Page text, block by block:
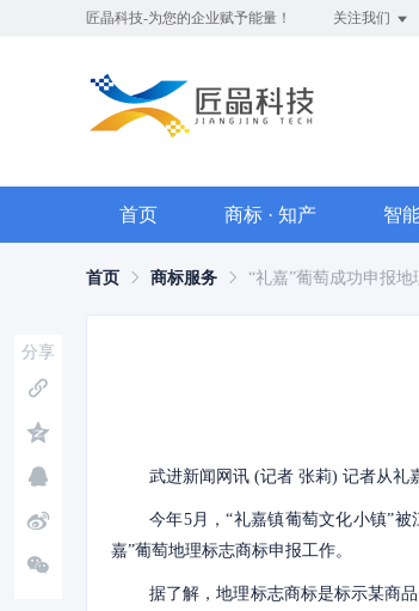
匠晶科技-为您的企业赋予能量！ 关注我们
首页 商标 · 知产 智
首页 商标服务 “礼嘉”葡萄成功申报地
武进新闻网讯 (记者 张莉) 记者从礼
今年5月，“礼嘉镇葡萄文化小镇”
嘉”葡萄地理标志商标申报工作。
据了解，地理标志商标是标示某商
分享